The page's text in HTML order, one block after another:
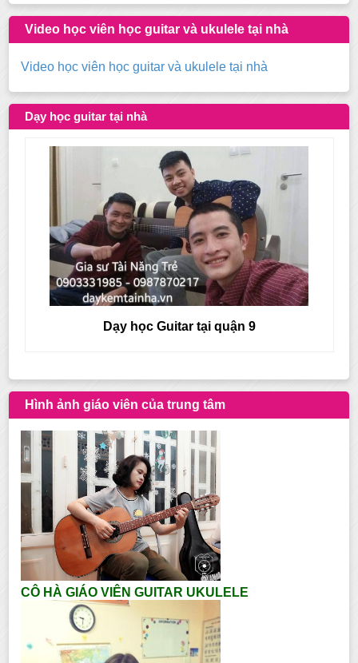
Video học viên học guitar và ukulele tại nhà
Video học viên học guitar và ukulele tại nhà
Dạy học guitar tại nhà
Dạy học Guitar tại quận 9
Hình ảnh giáo viên của trung tâm
CÔ HÀ GIÁO VIÊN GUITAR UKULELE